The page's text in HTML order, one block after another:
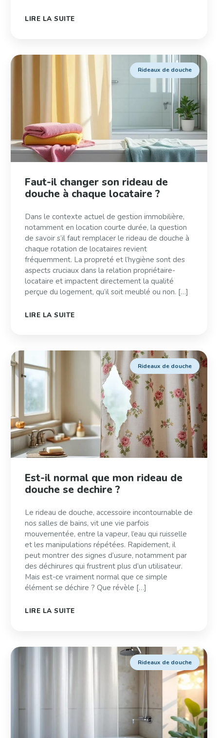
LIRE LA SUITE
Rideaux de douche
Faut-il changer son rideau de
douche à chaque locataire ?
Dans le contexte actuel de gestion immobilière,
notamment en location courte durée, la question
de savoir s’il faut remplacer le rideau de douche à
chaque rotation de locataires revient
fréquemment. La propreté et l’hygiène sont des
aspects cruciaux dans la relation propriétaire-
locataire et impactent directement la qualité
perçue du logement, qu’il soit meublé ou non. […]
LIRE LA SUITE
Rideaux de douche
Est-il normal que mon rideau de
douche se dechire ?
Le rideau de douche, accessoire incontournable de
nos salles de bains, vit une vie parfois
mouvementée, entre la vapeur, l’eau qui ruisselle
et les manipulations répétées. Rapidement, il
peut montrer des signes d’usure, notamment par
des déchirures qui frustrent plus d’un utilisateur.
Mais est-ce vraiment normal que ce simple
élément se déchire ? Que révèle […]
LIRE LA SUITE
Rideaux de douche